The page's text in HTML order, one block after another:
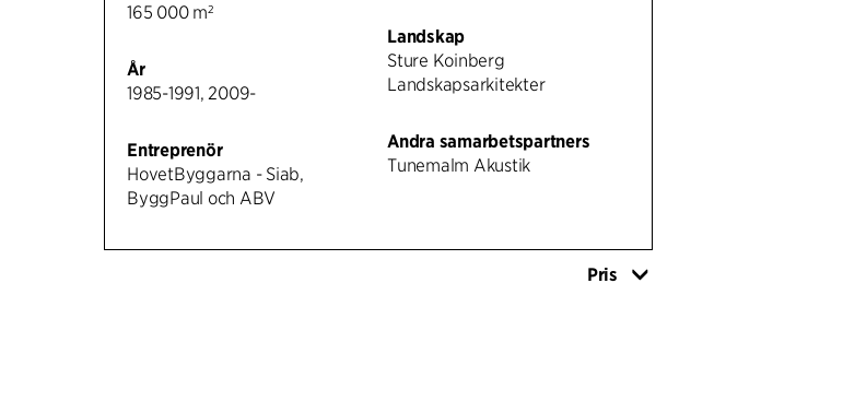
165 000 m²
År
1985-1991, 2009-
Entreprenör
HovetByggarna - Siab,
ByggPaul och ABV
Landskap
Sture Koinberg
Landskapsarkitekter
Andra samarbetspartners
Tunemalm Akustik
Pris